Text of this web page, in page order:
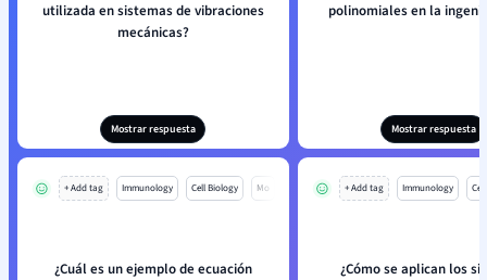
utilizada en sistemas de vibraciones
mecánicas?
Mostrar respuesta
polinomiales en la
Mostrar respuesta
+ Add tag Immunology Cell Biology Mo
¿Cuál es un ejemplo de ecuación
+ Add tag Immunology
¿Cómo se aplican los